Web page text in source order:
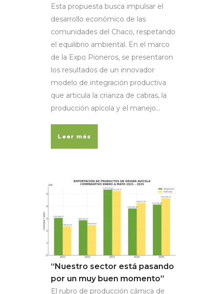
Esta propuesta busca impulsar el
desarrollo económico de las
comunidades del Chaco, respetando
el equilibrio ambiental. En el marco
de la Expo Pioneros, se presentaron
los resultados de un innovador
modelo de integración productiva
que articula la crianza de cabras, la
producción apícola y el manejo...
Leer más
“Nuestro sector está pasando
por un muy buen momento”
El rubro de producción cárnica de